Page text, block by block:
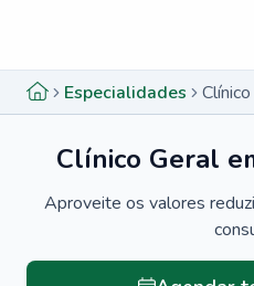
Especialidades
Clínico Geral
Aproveite os valores